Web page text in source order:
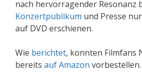
nach hervorragender Resonanz
Konzertpublikum und Presse
auf DVD erschienen.
Wie berichtet, konnten Filmfans
bereits auf Amazon vorbestellen.